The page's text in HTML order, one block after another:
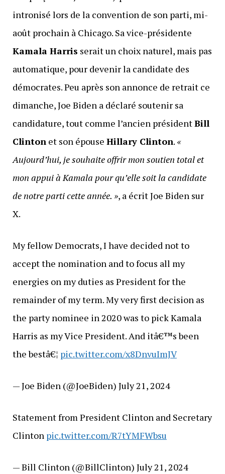
intronisé lors de la convention de son parti, mi-
août prochain à Chicago. Sa vice-présidente
Kamala Harris serait un choix naturel, mais pas
automatique, pour devenir la candidate des
démocrates. Peu après son annonce de retrait ce
dimanche, Joe Biden a déclaré soutenir sa
candidature, tout comme l’ancien présidentBill
Clintonet son épouse Hillary Clinton. «
Aujourd’hui, je souhaite offrir mon soutien total et
mon appui à Kamala pour qu’elle soit la candidate
de notre parti cette année. », a écrit Joe Biden sur
X.
My fellow Democrats, I have decided not to
accept the nomination and to focus all my
energies on my duties as President for the
remainder of my term. My very first decision as
the party nominee in 2020 was to pick Kamala
Harris as my Vice President. And itâ€™s been
the bestâ€¦ pic.twitter.com/x8DnvuImJV
— Joe Biden (@JoeBiden) July 21, 2024
Statement from President Clinton and Secretary
Clinton pic.twitter.com/R7tYMFWbsu
— Bill Clinton (@BillClinton) July 21, 2024